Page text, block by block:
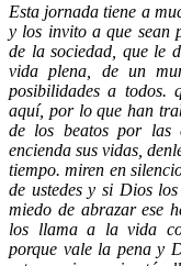
Esta jornada tiene a
y los invito a que sean
de la sociedad, que le
vida plena, de un
posibilidades a todos.
aquí, por lo que han
de los beatos por las
encienda sus vidas,
tiempo. miren en
de ustedes y si Dios
miedo de abrazar ese
los llama a la vida
porque vale la pena y